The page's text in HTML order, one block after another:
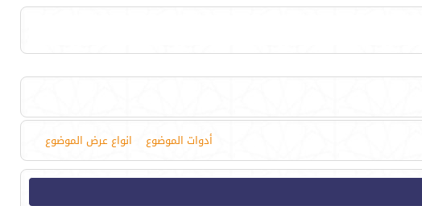
أدوات الموضوع انواع عرض الموضوع